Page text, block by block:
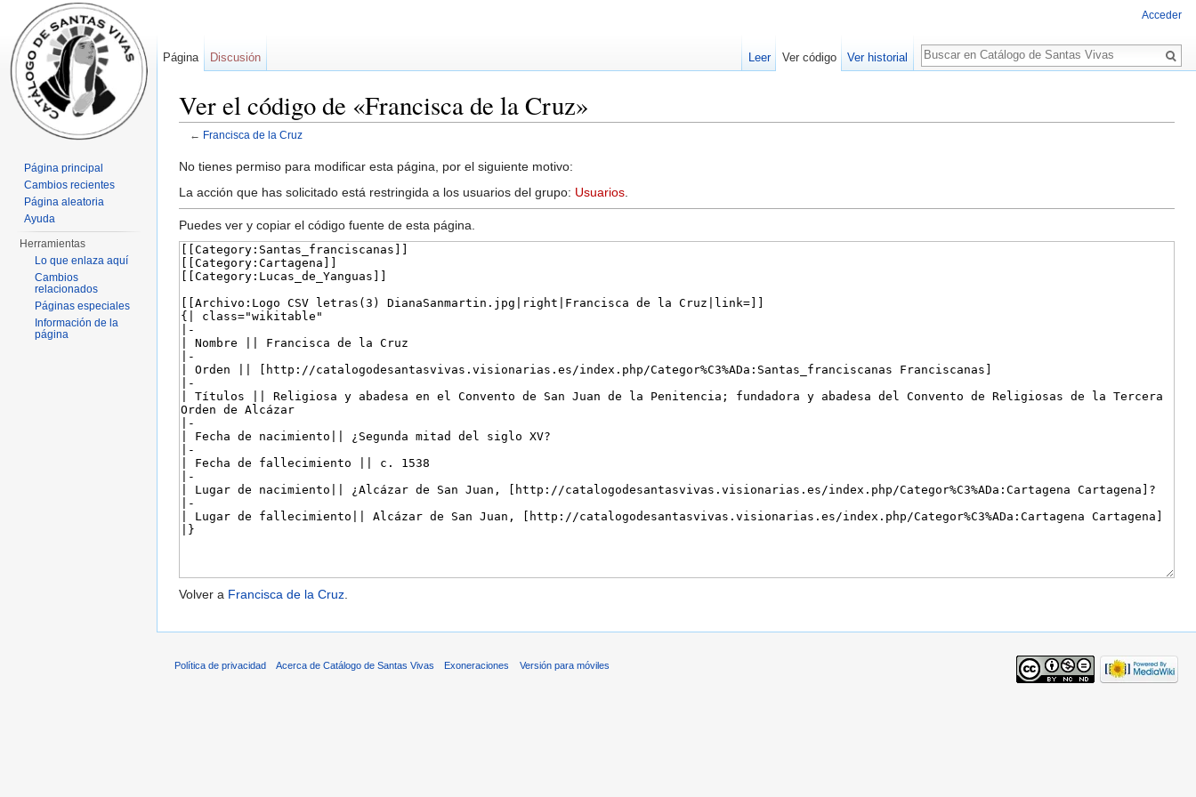
Ver el código de «Francisca de la Cruz»
← Francisca de la Cruz
No tienes permiso para modificar esta página, por el siguiente motivo:
La acción que has solicitado está restringida a los usuarios del grupo: Usuarios
Puedes ver y copiar el código fuente de esta página.
Volver a Francisca de la Cruz.
Acceder
Página Discusión Leer Ver código Ver historial
Buscar
Página principal
Cambios recientes
Página aleatoria
Ayuda
Herramientas
Lo que enlaza aquí
Cambios
relacionados
Páginas especiales
Información de la
página
Política de privacidad Acerca de Catálogo de Santas Vivas Exoneraciones Versión para móviles